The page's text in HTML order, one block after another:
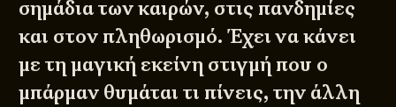
σημάδια των καιρών, στις πανδημίες
και στον πληθωρισμό. Έχει να κάνει
με τη μαγική εκείνη στιγμή που ο
μπάρμαν θυμάται τι πίνεις, την άλλη